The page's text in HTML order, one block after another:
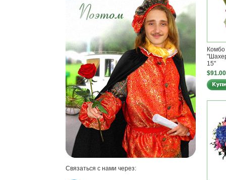
Связаться с нами через:
Комбо
15"
$91.00